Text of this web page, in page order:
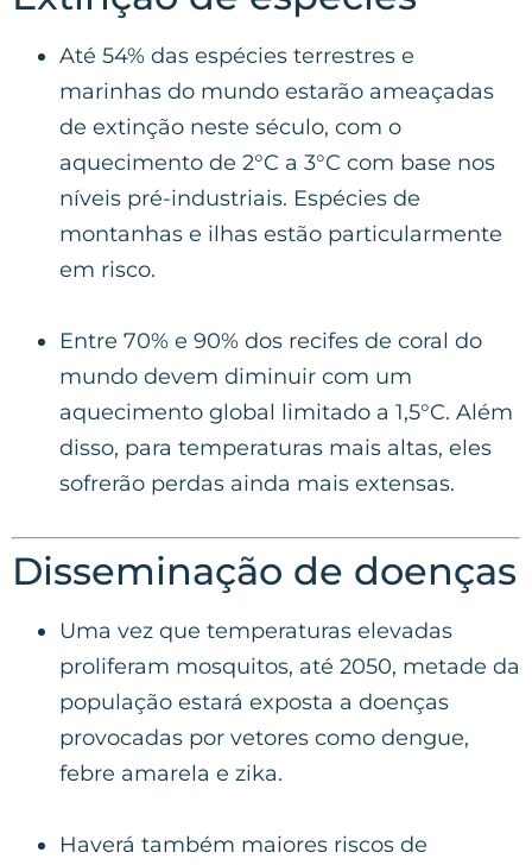
Até 54% das espécies terrestres e
marinhas do mundo estarão ameaçadas
de extinção neste século, com o
aquecimento de 2°C a 3°C com base nos
níveis pré-industriais. Espécies de
montanhas e ilhas estão particularmente
em risco.
Entre 70% e 90% dos recifes de coral do
mundo devem diminuir com um
aquecimento global limitado a 1,5°C. Além
disso, para temperaturas mais altas, eles
sofrerão perdas ainda mais extensas.
Disseminação de doenças
Uma vez que temperaturas elevadas
proliferam mosquitos, até 2050, metade da
população estará exposta a doenças
provocadas por vetores como dengue,
febre amarela e zika.
Haverá também maiores riscos de